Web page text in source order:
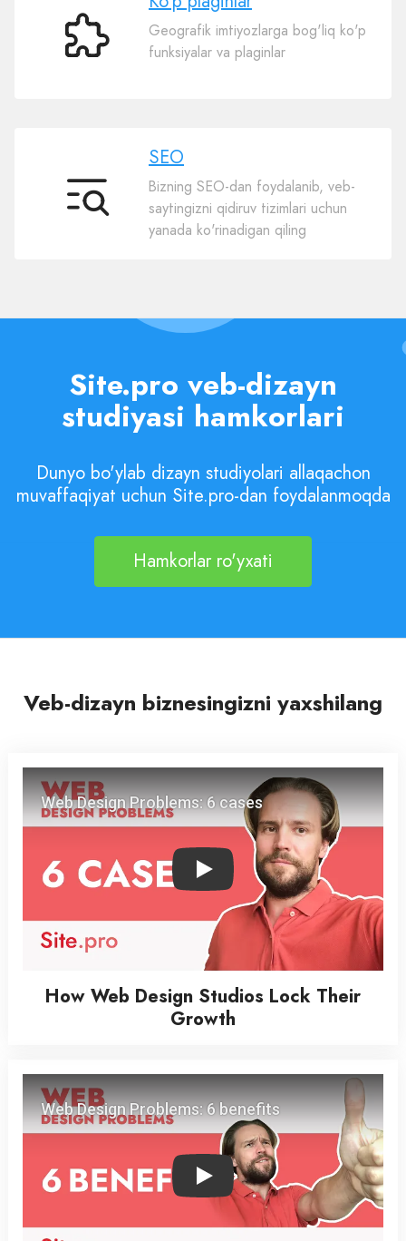
Ko’p
Geografik imtiyozlarga bog'liq ko'p
funksiyalar va plaginlar
SEO
SEO
Bizning SEO-dan foydalanib, veb-
saytingizni qidiruv tizimlari uchun
yanada ko'rinadigan qiling
Site.pro veb-dizayn
studiyasi hamkorlari
Dunyo bo'ylab dizayn studiyolari allaqachon
muvaffaqiyat uchun Site.pro-dan foydalanmoqda
Hamkorlar ro'yxati
Veb-dizayn biznesingizni yaxshilang
Play
How Web Design Studios Lock Their
Growth
Play